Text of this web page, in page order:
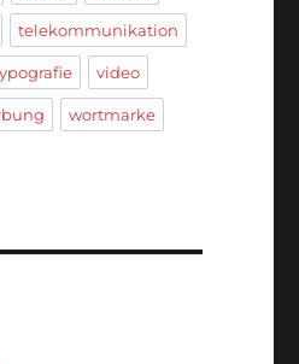
telekommunikation
video
wortmarke